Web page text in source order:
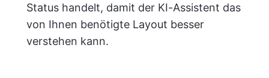
Status handelt, damit der KI-Assistent das
von Ihnen benötigte Layout besser
verstehen kann.